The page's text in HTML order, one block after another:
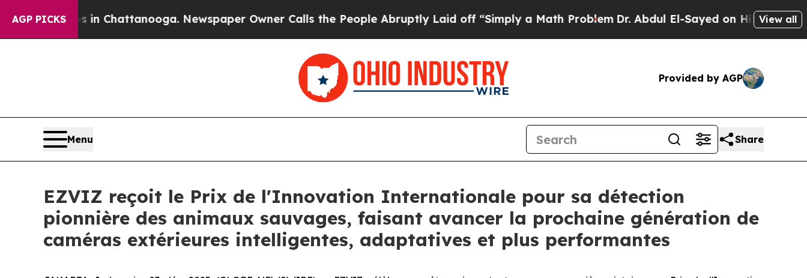
AGP PICKS
Chaos in Chattanooga. Newspaper Owner Calls the People Abruptly Laid off “Simply a Math Problem Dr. Abdul El-Sayed on Historic Michigan
View all
Provided by AGP
Menu Share
EZVIZ reçoit le Prix de l'Innovation Internationale pour sa détection
pionnière des animaux sauvages, faisant avancer la prochaine génération de
caméras extérieures intelligentes, adaptatives et plus performantes